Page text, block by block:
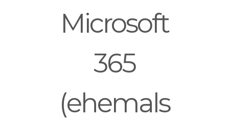
Microsoft
365
(ehemals